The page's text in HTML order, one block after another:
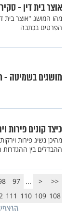
אוצר בית דין -
מהו המושג "אוצר בית
הפרטים בכתבה
מושגים בשמיטה -
כיצד קונים
מהיכן נשיג פירות
ההבדלים בין ההגדרות
<<
<
...
97
108
109
110
111